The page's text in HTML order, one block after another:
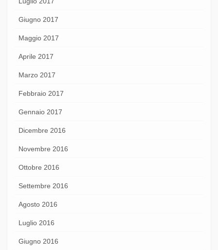
Giugno 2017
Maggio 2017
Aprile 2017
Marzo 2017
Febbraio 2017
Gennaio 2017
Dicembre 2016
Novembre 2016
Ottobre 2016
Settembre 2016
Agosto 2016
Luglio 2016
Giugno 2016